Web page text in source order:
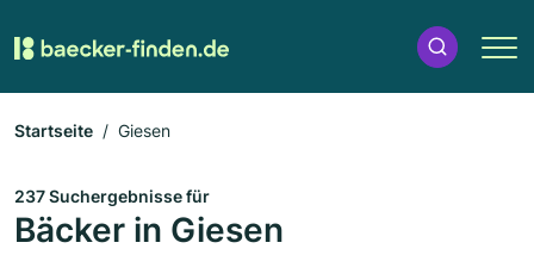
Startseite Giesen
237 Suchergebnisse für
Bäcker in Giesen